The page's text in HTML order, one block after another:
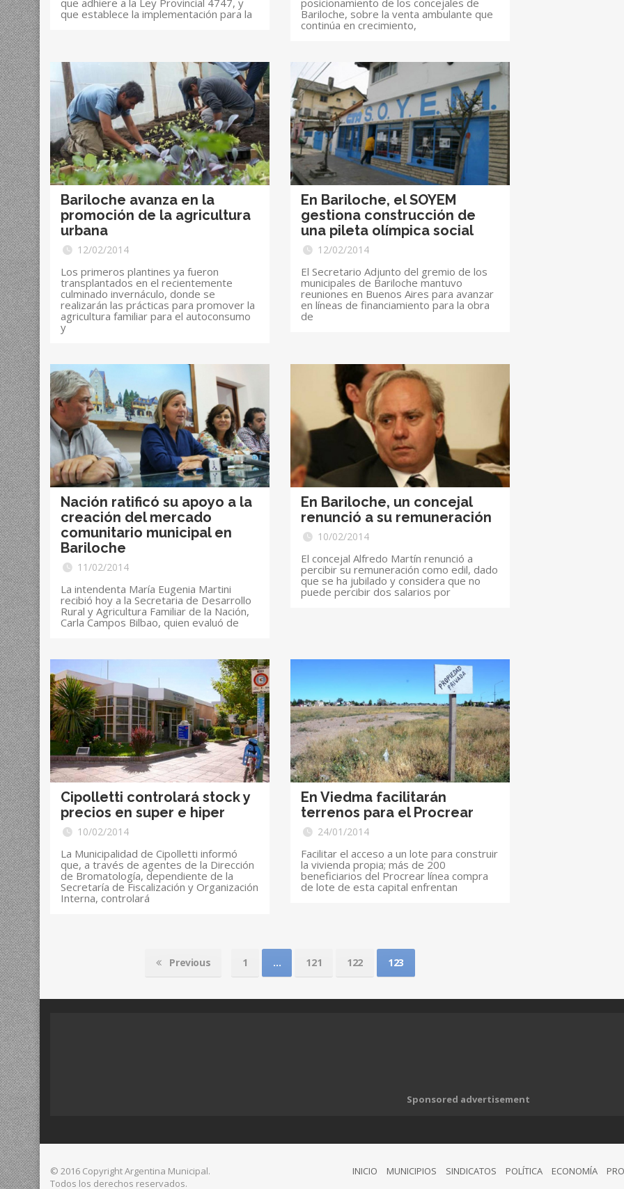
que adhiere a la Ley Provincial 4747, y
que establece la implementación para la
posicionamiento de los concejales de
Bariloche, sobre la venta ambulante que
continúa en crecimiento,
Bariloche avanza en la
promoción de la agricultura
urbana
12/02/2014
Los primeros plantines ya fueron
transplantados en el recientemente
culminado invernáculo, donde se
realizarán las prácticas para promover la
agricultura familiar para el autoconsumo
y
En Bariloche, el SOYEM
gestiona construcción de
una pileta olímpica social
12/02/2014
El Secretario Adjunto del gremio de los
municipales de Bariloche mantuvo
reuniones en Buenos Aires para avanzar
en líneas de financiamiento para la obra
de
Nación ratificó su apoyo a la
creación del mercado
comunitario municipal en
Bariloche
11/02/2014
La intendenta María Eugenia Martini
recibió hoy a la Secretaria de Desarrollo
Rural y Agricultura Familiar de la Nación,
Carla Campos Bilbao, quien evaluó de
En Bariloche, un concejal
renunció a su remuneración
10/02/2014
El concejal Alfredo Martín renunció a
percibir su remuneración como edil, dado
que se ha jubilado y considera que no
puede percibir dos salarios por
Cipolletti controlará stock y
precios en super e hiper
10/02/2014
La Municipalidad de Cipolletti informó
que, a través de agentes de la Dirección
de Bromatología, dependiente de la
Secretaría de Fiscalización y Organización
Interna, controlará
En Viedma facilitarán
terrenos para el Procrear
24/01/2014
Facilitar el acceso a un lote para construir
la vivienda propia; más de 200
beneficiarios del Procrear línea compra
de lote de esta capital enfrentan
Previous 1 … 121 122 123
Sponsored advertisement
INICIO MUNICIPIOS SINDICATOS POLÍTICA ECONOMÍA
© 2016 Copyright Argentina Municipal.
Todos los derechos reservados.